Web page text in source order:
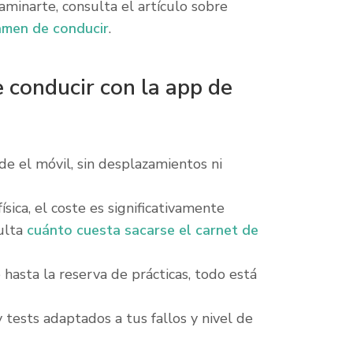
consulta el artículo sobre
de conducir.
con la app de
el móvil, sin desplazamientos ni
el coste es significativamente
cuánto cuesta sacarse el carnet de
la reserva de prácticas, todo está
tests adaptados a tus fallos y nivel de